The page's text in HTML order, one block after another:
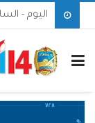
اليوم - الساعة 04:55 ص بتوقيت